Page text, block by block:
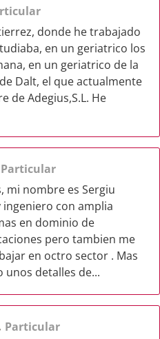
donde he trabajado
en un geriatrico los
en un geriatrico de la
Dalt, el que actualmente
de Adegius,S.L. He
Particular
mi nombre es Sergiu
ingeniero con amplia
en dominio de
pero tambien me
en octro sector . Mas
unos detalles de...
Particular